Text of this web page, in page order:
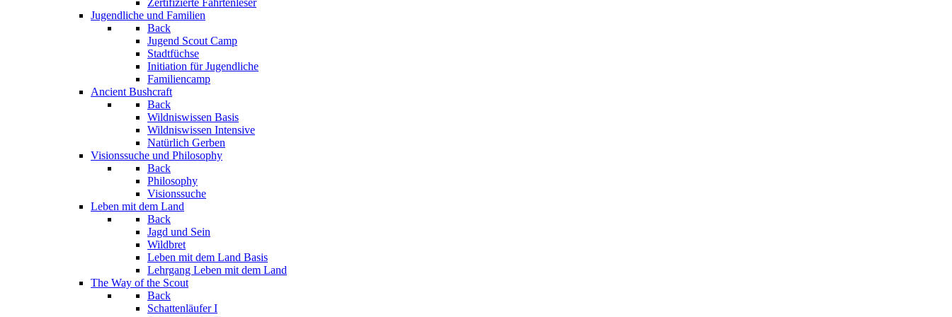
Jugendliche und Familien
Back
Jugend Scout Camp
Stadtfüchse
Initiation für Jugendliche
Familiencamp
Ancient Bushcraft
Back
Wildniswissen Basis
Wildniswissen Intensive
Natürlich Gerben
Visionssuche und Philosophy
Back
Philosophy
Visionssuche
Leben mit dem Land
Back
Jagd und Sein
Wildbret
Leben mit dem Land Basis
Lehrgang Leben mit dem Land
The Way of the Scout
Back
Schattenläufer I